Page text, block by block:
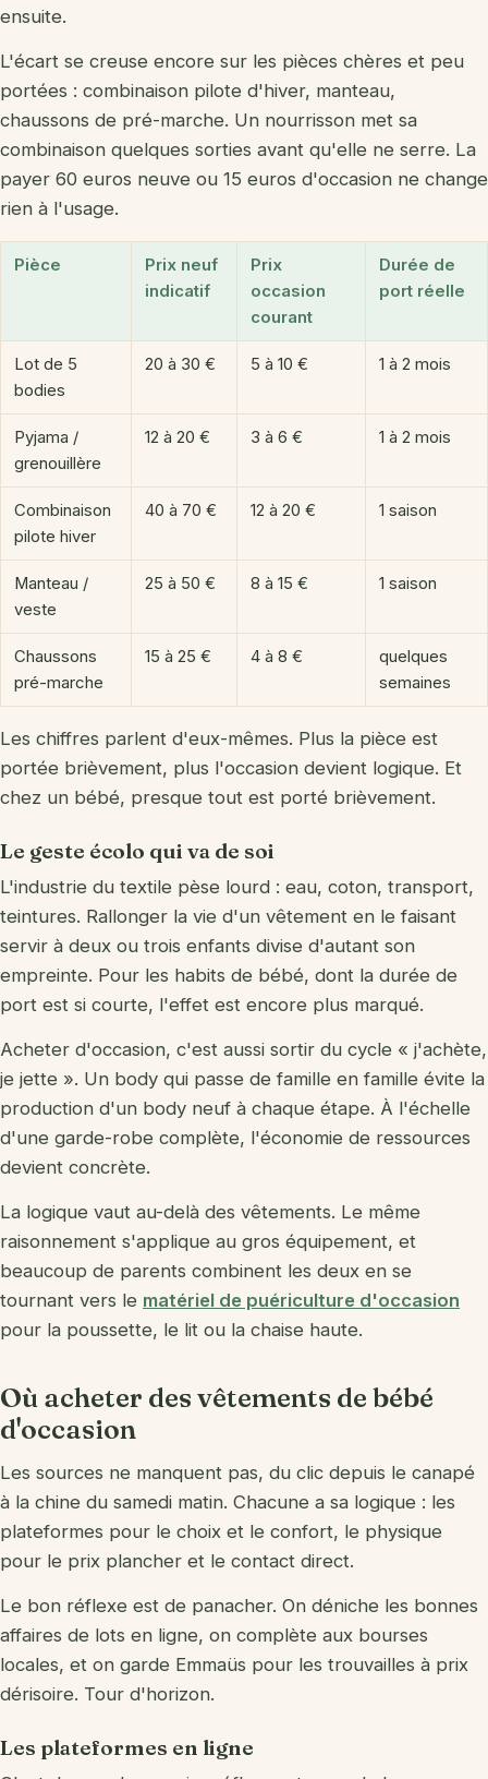
ensuite.
L'écart se creuse encore sur les pièces chères et peu
portées : combinaison pilote d'hiver, manteau,
chaussons de pré-marche. Un nourrisson met sa
combinaison quelques sorties avant qu'elle ne serre. La
payer 60 euros neuve ou 15 euros d'occasion ne change
rien à l'usage.
Pièce
Prix neuf
indicatif
Prix
occasion
courant
Durée de
port réelle
Lot de 5
bodies
20 à 30 € 5 à 10 € 1 à 2 mois
Pyjama /
grenouillère
12 à 20 € 3 à 6 € 1 à 2 mois
Combinaison
pilote hiver
40 à 70 € 12 à 20 € 1 saison
Manteau /
veste
25 à 50 € 8 à 15 € 1 saison
Chaussons
pré-marche
15 à 25 € 4 à 8 €
quelques
semaines
Les chiffres parlent d'eux-mêmes. Plus la pièce est
portée brièvement, plus l'occasion devient logique. Et
chez un bébé, presque tout est porté brièvement.
Le geste écolo qui va de soi
L'industrie du textile pèse lourd : eau, coton, transport,
teintures. Rallonger la vie d'un vêtement en le faisant
servir à deux ou trois enfants divise d'autant son
empreinte. Pour les habits de bébé, dont la durée de
port est si courte, l'effet est encore plus marqué.
Acheter d'occasion, c'est aussi sortir du cycle « j'achète,
je jette ». Un body qui passe de famille en famille évite la
production d'un body neuf à chaque étape. À l'échelle
d'une garde-robe complète, l'économie de ressources
devient concrète.
La logique vaut au-delà des vêtements. Le même
raisonnement s'applique au gros équipement, et
beaucoup de parents combinent les deux en se
tournant vers le matériel de puériculture d'occasion
pour la poussette, le lit ou la chaise haute.
Où acheter des vêtements de bébé
d'occasion
Les sources ne manquent pas, du clic depuis le canapé
à la chine du samedi matin. Chacune a sa logique : les
plateformes pour le choix et le confort, le physique
pour le prix plancher et le contact direct.
Le bon réflexe est de panacher. On déniche les bonnes
affaires de lots en ligne, on complète aux bourses
locales, et on garde Emmaüs pour les trouvailles à prix
dérisoire. Tour d'horizon.
Les plateformes en ligne